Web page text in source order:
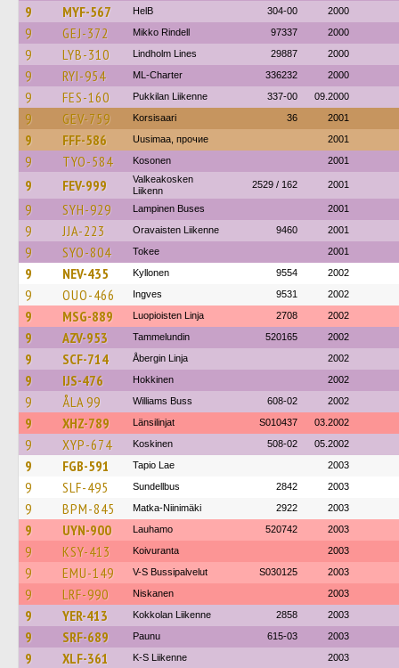
9 MYF-567 HelB 304-00 2000
9 GEJ-372 Mikko Rindell 97337 2000
9 LYB-310 Lindholm Lines 29887 2000
9 RYI-954 ML-Charter 336232 2000
9 FES-160 Pukkilan Liikenne 337-00 09.2000
9 GEV-759 Korsisaari 36 2001
9 FFF-586 Uusimaa, прочие 2001
9 TYO-584 Kosonen 2001
9 FEV-999
Valkeakosken
Liikenn
2529 / 162 2001
9 SYH-929 Lampinen Buses 2001
9 JJA-223 Oravaisten Liikenne 9460 2001
9 SYO-804 Tokee 2001
9 NEV-435 Kyllonen 9554 2002
9 OUO-466 Ingves 9531 2002
9 MSG-889 Luopioisten Linja 2708 2002
9 AZV-953 Tammelundin 520165 2002
9 SCF-714 Åbergin Linja 2002
9 IJS-476 Hokkinen 2002
9 ÅLA 99 Williams Buss 608-02 2002
9 XHZ-789 Länsilinjat S010437 03.2002
9 XYP-674 Koskinen 508-02 05.2002
9 FGB-591 Tapio Lae 2003
9 SLF-495 Sundellbus 2842 2003
9 BPM-845 Matka-Niinimäki 2922 2003
9 UYN-900 Lauhamo 520742 2003
9 KSY-413 Koivuranta 2003
9 EMU-149 V-S Bussipalvelut S030125 2003
9 LRF-990 Niskanen 2003
9 YER-413 Kokkolan Liikenne 2858 2003
9 SRF-689 Paunu 615-03 2003
9 XLF-361 K-S Liikenne 2003